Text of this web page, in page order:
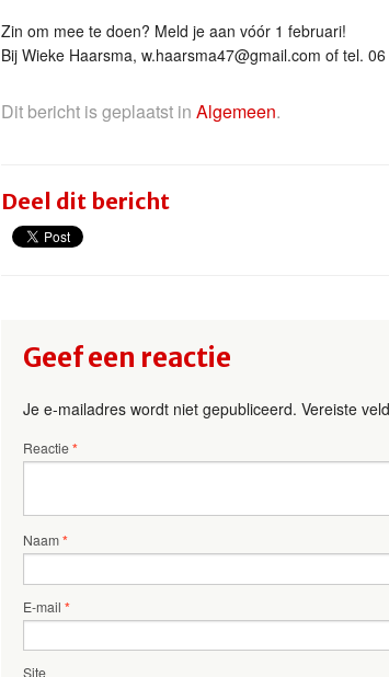
Zin om mee te doen? Meld je aan vóór 1 februari!
Bij Wieke Haarsma, w.haarsma47@gmail.com of tel.
Dit bericht is geplaatst in Algemeen.
Deel dit bericht
Geef een reactie
Je e-mailadres wordt niet gepubliceerd. Vereiste
Reactie*
Naam*
E-mail *
Site